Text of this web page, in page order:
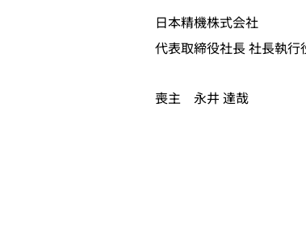
日本精機株式会社
代表取締役社長 社長執
喪主 永井 達哉